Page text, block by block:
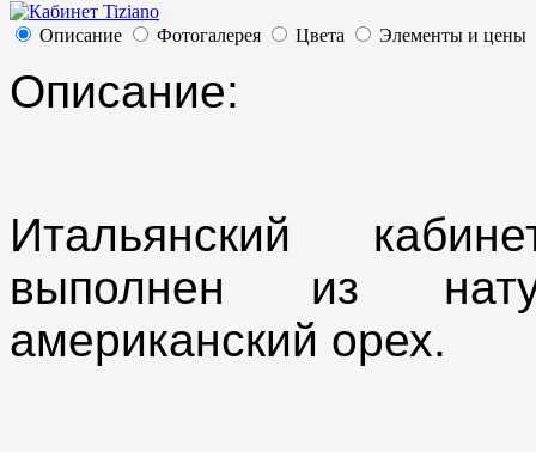
Описание Фотогалерея Цвета Элементы и цены
Описание:
Итальянский
выполнен из
американский орех.